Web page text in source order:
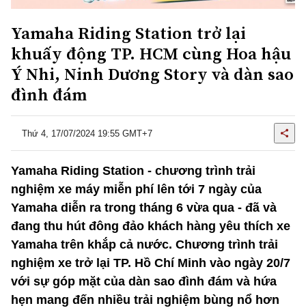
Yamaha Riding Station trở lại
khuấy động TP. HCM cùng Hoa hậu
Ý Nhi, Ninh Dương Story và dàn sao
đình đám
Thứ 4, 17/07/2024 19:55 GMT+7
Yamaha Riding Station - chương trình trải
nghiệm xe máy miễn phí lên tới 7 ngày của
Yamaha diễn ra trong tháng 6 vừa qua - đã và
đang thu hút đông đảo khách hàng yêu thích xe
Yamaha trên khắp cả nước. Chương trình trải
nghiệm xe trở lại TP. Hồ Chí Minh vào ngày 20/7
với sự góp mặt của dàn sao đình đám và hứa
hẹn mang đến nhiều trải nghiệm bùng nổ hơn